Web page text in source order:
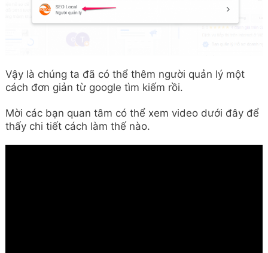
Vậy là chúng ta đã có thể thêm người quản lý một
cách đơn giản từ google tìm kiếm rồi.
Mời các bạn quan tâm có thể xem video dưới đây để
thấy chi tiết cách làm thế nào.